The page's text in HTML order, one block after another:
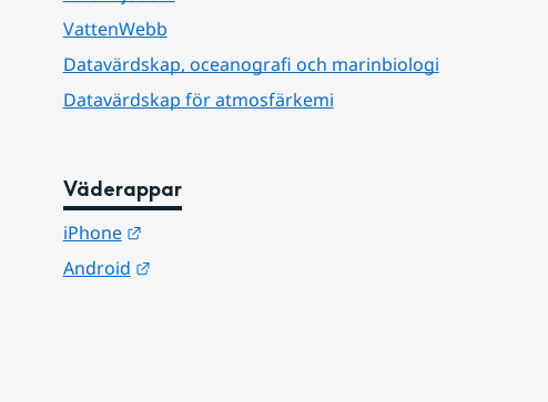
VattenWebb
Datavärdskap, oceanografi och marinbiologi
Datavärdskap för atmosfärkemi
Väderappar
iPhone
Länk till annan webbplats.
Android
Länk till annan webbplats.